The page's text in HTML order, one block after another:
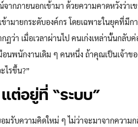
กภายนอกเข้ามา ด้วยความคาดหวังว่าเ
ามายกระดับองค์กร โดยเฉพาะในยุคที่มีก
ว่า เมื่อเวลาผ่านไป คนเก่งเหล่านั้นกลับ
อนพนักงานเดิม ๆ คนหนึ่ง ถ้าคุณเป็นเจ้าข
ไรขึ้น?”
ต่อยู่ที่ “ระบบ”
มรับความคิดใหม่ ๆ ไม่ว่าจะมาจากความก